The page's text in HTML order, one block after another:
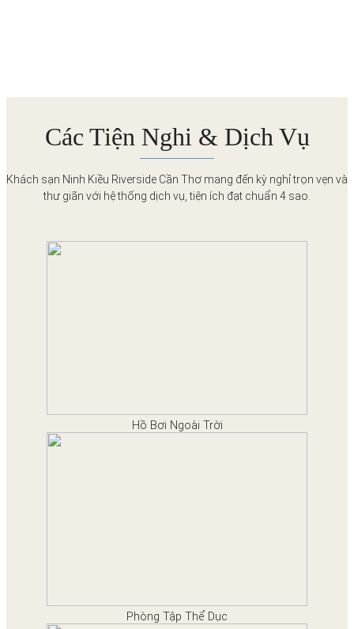
Các Tiện Nghi & Dịch Vụ
Khách sạn Ninh Kiều Riverside Cần Thơ mang đến kỳ nghỉ trọn vẹn và
thư giãn với hệ thống dịch vụ, tiện ích đạt chuẩn 4 sao.
Hồ Bơi Ngoài Trời
Phòng Tập Thể Dục